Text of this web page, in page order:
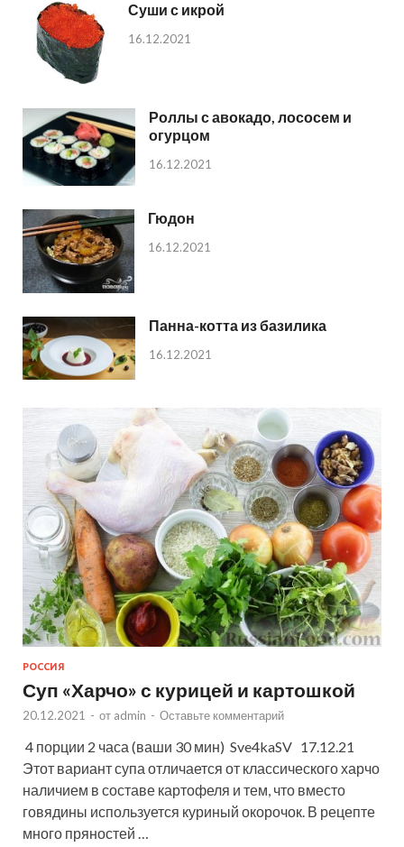
Суши с икрой
16.12.2021
Роллы с авокадо, лососем и
огурцом
16.12.2021
Гюдон
16.12.2021
Панна-котта из базилика
16.12.2021
РОССИЯ
Суп «Харчо» с курицей и картошкой
20.12.2021 - от admin - Оставьте комментарий
4 порции 2 часа (ваши 30 мин) Sve4kaSV 17.12.21
Этот вариант супа отличается от классического харчо
наличием в составе картофеля и тем, что вместо
говядины используется куриный окорочок. В рецепте
много пряностей …